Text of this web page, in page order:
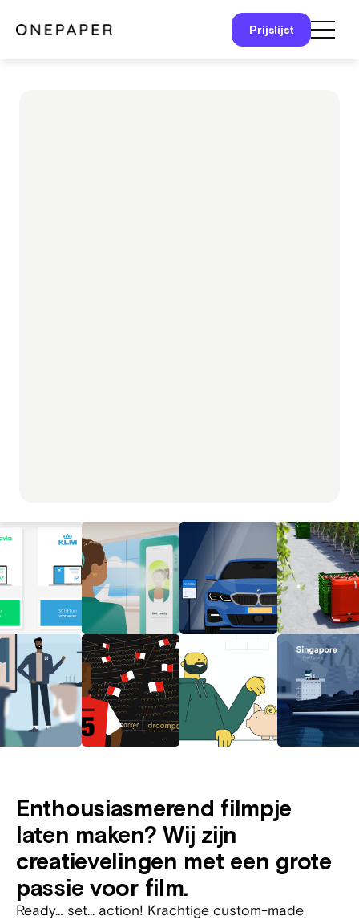
Prijslijst
Enthousiasmerend filmpje
laten maken? Wij zijn
creatievelingen met een grote
passie voor film.
Ready… set... action! Krachtige custom-made